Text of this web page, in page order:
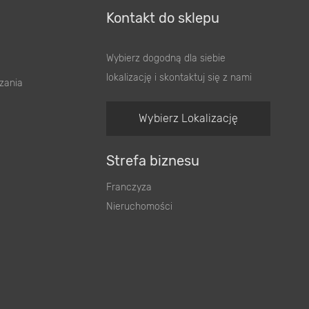
Kontakt do sklepu
Wybierz dogodną dla siebie
lokalizację i skontaktuj się z nami
Wybierz Lokalizację
Strefa biznesu
Franczyza
Nieruchomości